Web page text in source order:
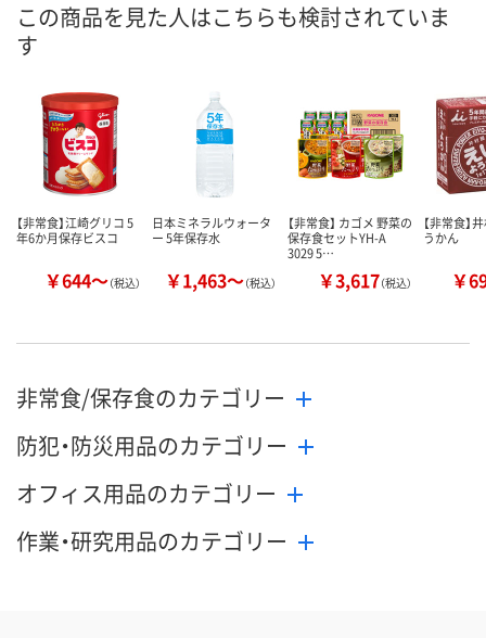
お届け日 8月9日（日） 8月9日（日） 8月9日（日）
数量
カゴへ カゴへ カ
この商品を見た人はこちらも検討されていま
す
【非常食】江崎グリコ 5
年6か月保存ビスコ
￥644～（税込）
日本ミネラルウォータ
ー 5年保存水
￥1,463～（税込）
【非常食】 カゴメ 野菜の
保存食セットYH-A
3029 5…
￥3,617（税込）
【非常食】
うかん
￥
非常食/保存食のカテゴリー
防犯・防災用品のカテゴリー
オフィス用品のカテゴリー
作業・研究用品のカテゴリー